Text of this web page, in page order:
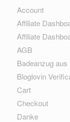
Account
Affiliate
Affiliate
AGB
Badeanzug
Bloglovin
Cart
Checkout
Danke